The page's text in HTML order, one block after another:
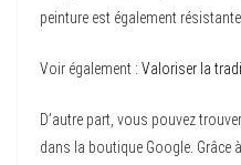
peinture est également
Voir également : Valoriser la
D’autre part, vous pouvez
dans la boutique Google. Grâce